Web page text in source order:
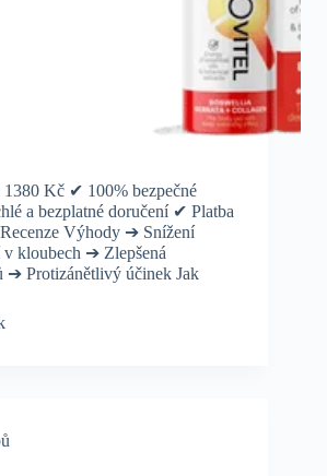
Kč ✔ 100% bezpečné
a bezplatné doručení ✔ Platba
Výhody ➔ Snížení
v kloubech ➔ Zlepšená
➔ Protizánětlivý účinek Jak